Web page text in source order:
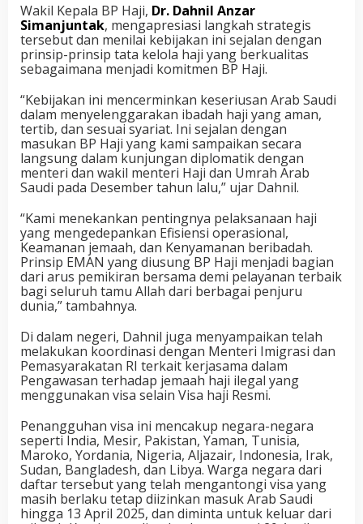
Wakil Kepala BP Haji, Dr. Dahnil Anzar
Simanjuntak, mengapresiasi langkah strategis
tersebut dan menilai kebijakan ini sejalan dengan
prinsip-prinsip tata kelola haji yang berkualitas
sebagaimana menjadi komitmen BP Haji.
“Kebijakan ini mencerminkan keseriusan Arab Saudi
dalam menyelenggarakan ibadah haji yang aman,
tertib, dan sesuai syariat. Ini sejalan dengan
masukan BP Haji yang kami sampaikan secara
langsung dalam kunjungan diplomatik dengan
menteri dan wakil menteri Haji dan Umrah Arab
Saudi pada Desember tahun lalu,” ujar Dahnil.
“Kami menekankan pentingnya pelaksanaan haji
yang mengedepankan Efisiensi operasional,
Keamanan jemaah, dan Kenyamanan beribadah.
Prinsip EMAN yang diusung BP Haji menjadi bagian
dari arus pemikiran bersama demi pelayanan terbaik
bagi seluruh tamu Allah dari berbagai penjuru
dunia,” tambahnya.
Di dalam negeri, Dahnil juga menyampaikan telah
melakukan koordinasi dengan Menteri Imigrasi dan
Pemasyarakatan RI terkait kerjasama dalam
Pengawasan terhadap jemaah haji ilegal yang
menggunakan visa selain Visa haji Resmi.
Penangguhan visa ini mencakup negara-negara
seperti India, Mesir, Pakistan, Yaman, Tunisia,
Maroko, Yordania, Nigeria, Aljazair, Indonesia, Irak,
Sudan, Bangladesh, dan Libya. Warga negara dari
daftar tersebut yang telah mengantongi visa yang
masih berlaku tetap diizinkan masuk Arab Saudi
hingga 13 April 2025, dan diminta untuk keluar dari